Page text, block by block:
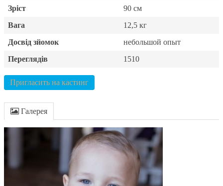
Зріст
90 см
Вага
12,5 кг
Досвід зйомок
небольшой опыт
Переглядів
1510
Пригласить на кастинг
Галерея